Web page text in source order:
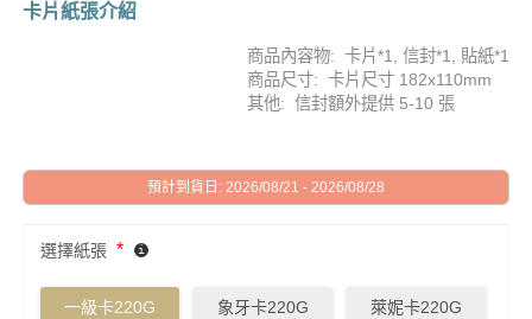
卡片紙張介紹
商品內容物: 卡片*1, 信封*1, 貼紙*1
商品尺寸: 卡片尺寸 182x110mm
其他: 信封額外提供 5-10 張
預計到貨日: 2026/08/21 - 2026/08/28
選擇紙張 *
一級卡220G 象牙卡220G 萊妮卡220G